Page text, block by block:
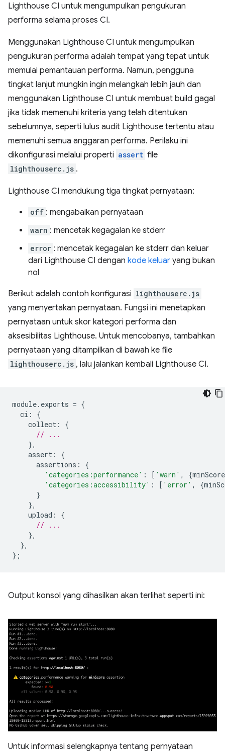
Lighthouse CI untuk mengumpulkan pengukuran
performa selama proses CI.
Menggunakan Lighthouse CI untuk mengumpulkan
pengukuran performa adalah tempat yang tepat untuk
memulai pemantauan performa. Namun, pengguna
tingkat lanjut mungkin ingin melangkah lebih jauh dan
menggunakan Lighthouse CI untuk membuat build gagal
jika tidak memenuhi kriteria yang telah ditentukan
sebelumnya, seperti lulus audit Lighthouse tertentu atau
memenuhi semua anggaran performa. Perilaku ini
dikonfigurasi melalui properti assert file
lighthouserc.js .
Lighthouse CI mendukung tiga tingkat pernyataan:
off : mengabaikan pernyataan
warn : mencetak kegagalan ke stderr
error : mencetak kegagalan ke stderr dan keluar
dari Lighthouse CI dengan kode keluar yang bukan
nol
Berikut adalah contoh konfigurasi lighthouserc.js
yang menyertakan pernyataan. Fungsi ini menetapkan
pernyataan untuk skor kategori performa dan
aksesibilitas Lighthouse. Untuk mencobanya, tambahkan
pernyataan yang ditampilkan di bawah ke file
lighthouserc.js , lalu jalankan kembali Lighthouse CI.
module. exports = {
ci :
{
collect :
{
// ...
},
assert :
{
assertions :
{
'categories:performance' : [ 'warn' , {minScore
'categories:accessibility' : [ 'error' , {
}
},
upload :
{
// ...
},
},
};
Output konsol yang dihasilkan akan terlihat seperti ini:
Untuk informasi selengkapnya tentang pernyataan